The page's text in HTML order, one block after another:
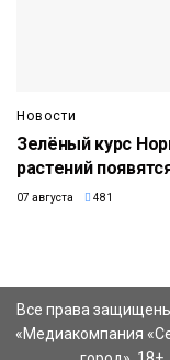
Новости
Зелёный курс
растений
07 августа 481
Все права
«Медиакомпания